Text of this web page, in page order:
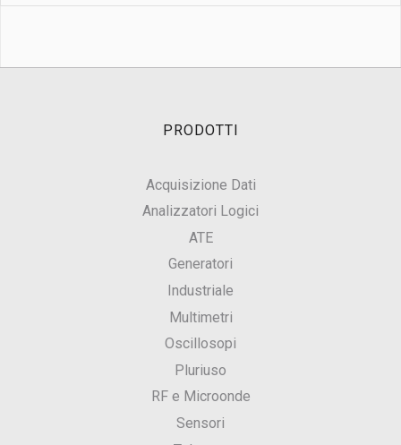
PRODOTTI
Acquisizione Dati
Analizzatori Logici
ATE
Generatori
Industriale
Multimetri
Oscillosopi
Pluriuso
RF e Microonde
Sensori